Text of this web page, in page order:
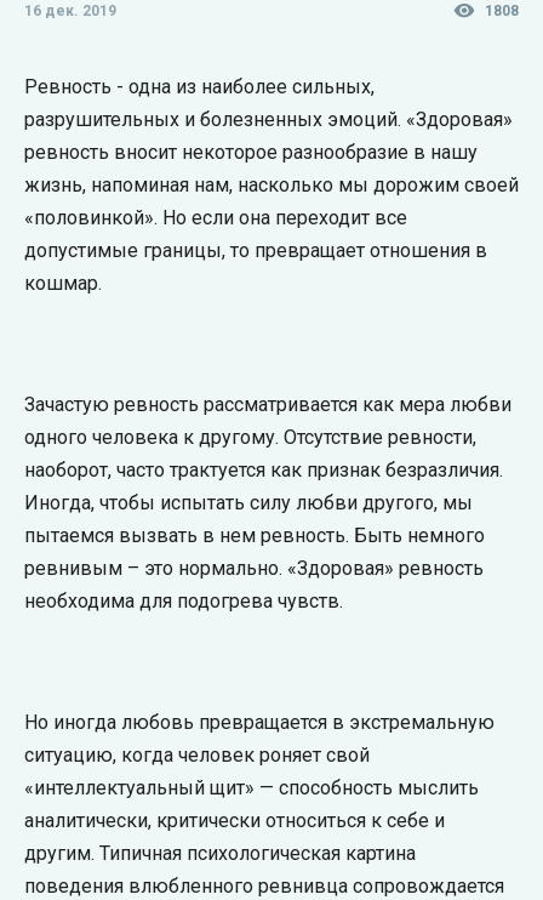
16 дек. 2019 1808
Ревность - одна из наиболее сильных,
разрушительных и болезненных эмоций. «Здоровая»
ревность вносит некоторое разнообразие в нашу
жизнь, напоминая нам, насколько мы дорожим своей
«половинкой». Но если она переходит все
допустимые границы, то превращает отношения в
кошмар.
Зачастую ревность рассматривается как мера любви
одного человека к другому. Отсутствие ревности,
наоборот, часто трактуется как признак безразличия.
Иногда, чтобы испытать силу любви другого, мы
пытаемся вызвать в нем ревность. Быть немного
ревнивым – это нормально. «Здоровая» ревность
необходима для подогрева чувств.
Но иногда любовь превращается в экстремальную
ситуацию, когда человек роняет свой
«интеллектуальный щит» — способность мыслить
аналитически, критически относиться к себе и
другим. Типичная психологическая картина
поведения влюбленного ревнивца сопровождается